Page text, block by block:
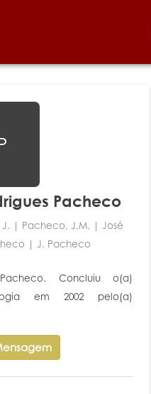
Pacheco
| Pacheco, J.m. | José
| J. Pacheco
Concluiu o(a)
em 2002 pelo(a)